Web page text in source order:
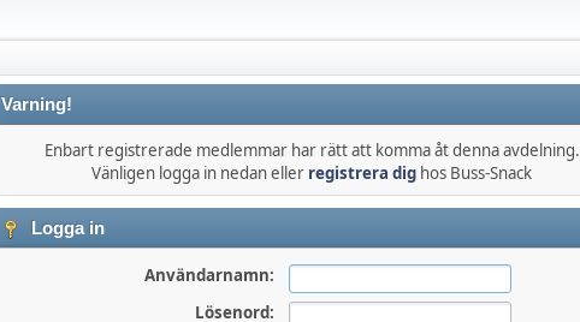
Varning!
Enbart registrerade medlemmar har rätt att komma åt denna avdelning.
Vänligen logga in nedan eller registrera dig hos Buss-Snack
Logga in
Användarnamn:
Lösenord: